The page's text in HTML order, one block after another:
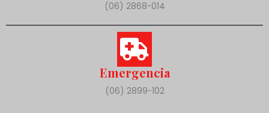
(06) 2868-014
Emergencia
(06) 2899-102